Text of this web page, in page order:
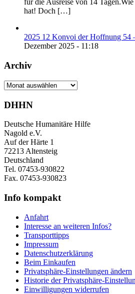
für die Ausreise von 14
hat! Doch […]
2025 12 Konvoi der Hoffnung 54
Dezember 2025 - 11:18
Archiv
Archiv
DHHN
Deutsche Humanitäre Hilfe
Nagold e.V.
Auf der Härte 1
72213 Altensteig
Deutschland
Tel. 07453-930822
Fax. 07453-930823
Info kompakt
Anfahrt
Interesse an weiteren Infos?
Transporttipps
Impressum
Datenschutzerklärung
Beim Einkaufen
Privatsphäre-Einstellungen ändern
Historie der Privatsphäre-
Einwilligungen widerrufen